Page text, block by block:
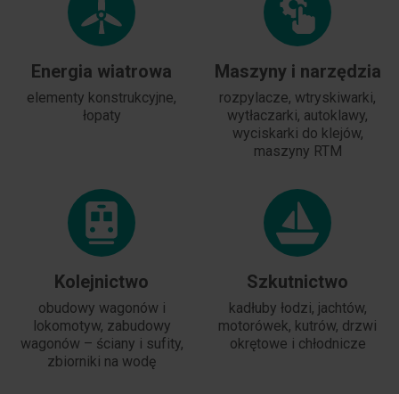
Energia wiatrowa
elementy konstrukcyjne,
łopaty
Maszyny i narzędzia
rozpylacze, wtryskiwarki,
wytłaczarki, autoklawy,
wyciskarki do klejów,
maszyny RTM
Kolejnictwo
obudowy wagonów i
lokomotyw, zabudowy
wagonów – ściany i sufity,
zbiorniki na wodę
Szkutnictwo
kadłuby łodzi, jachtów,
motorówek, kutrów, drzwi
okrętowe i chłodnicze